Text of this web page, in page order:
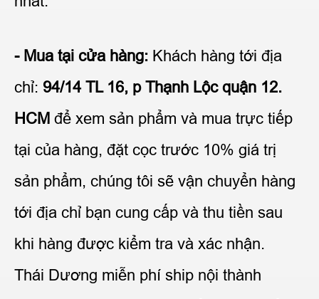
- Mua tại cửa hàng: Khách hàng tới địa
chỉ: 94/14 TL 16, p Thạnh Lộc quận 12.
HCM để xem sản phẩm và mua trực tiếp
tại của hàng, đặt cọc trước 10% giá trị
sản phẩm, chúng tôi sẽ vận chuyển hàng
tới địa chỉ bạn cung cấp và thu tiền sau
khi hàng được kiểm tra và xác nhận.
Thái Dương miễn phí ship nội thành